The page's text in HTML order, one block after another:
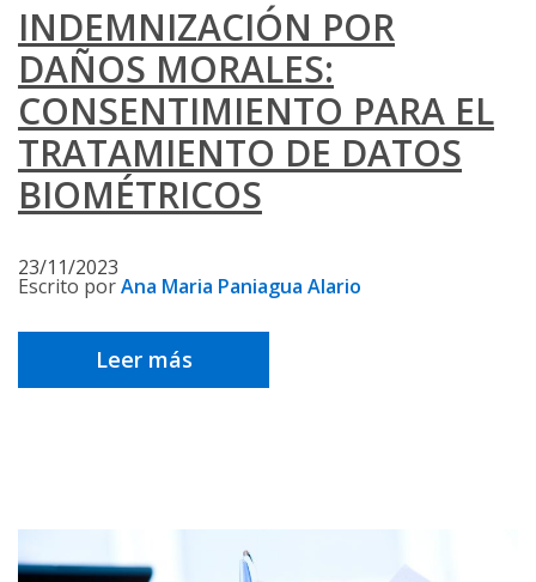
INDEMNIZACIÓN POR
DAÑOS MORALES:
CONSENTIMIENTO PARA EL
TRATAMIENTO DE DATOS
BIOMÉTRICOS
23/11/2023
Escrito porAna Maria Paniagua Alario
Leer más